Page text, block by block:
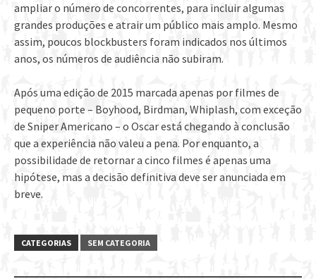
ampliar o número de concorrentes, para incluir algumas
grandes produções e atrair um público mais amplo. Mesmo
assim, poucos blockbusters foram indicados nos últimos
anos, os números de audiência não subiram.
Após uma edição de 2015 marcada apenas por filmes de
pequeno porte – Boyhood, Birdman, Whiplash, com exceção
de Sniper Americano – o Oscar está chegando à conclusão
que a experiência não valeu a pena. Por enquanto, a
possibilidade de retornar a cinco filmes é apenas uma
hipótese, mas a decisão definitiva deve ser anunciada em
breve.
CATEGORIAS SEM CATEGORIA